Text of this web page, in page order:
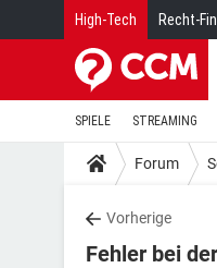
High-Tech Recht-
SPIELE STREAMING
Forum
Vorherige
Fehler bei